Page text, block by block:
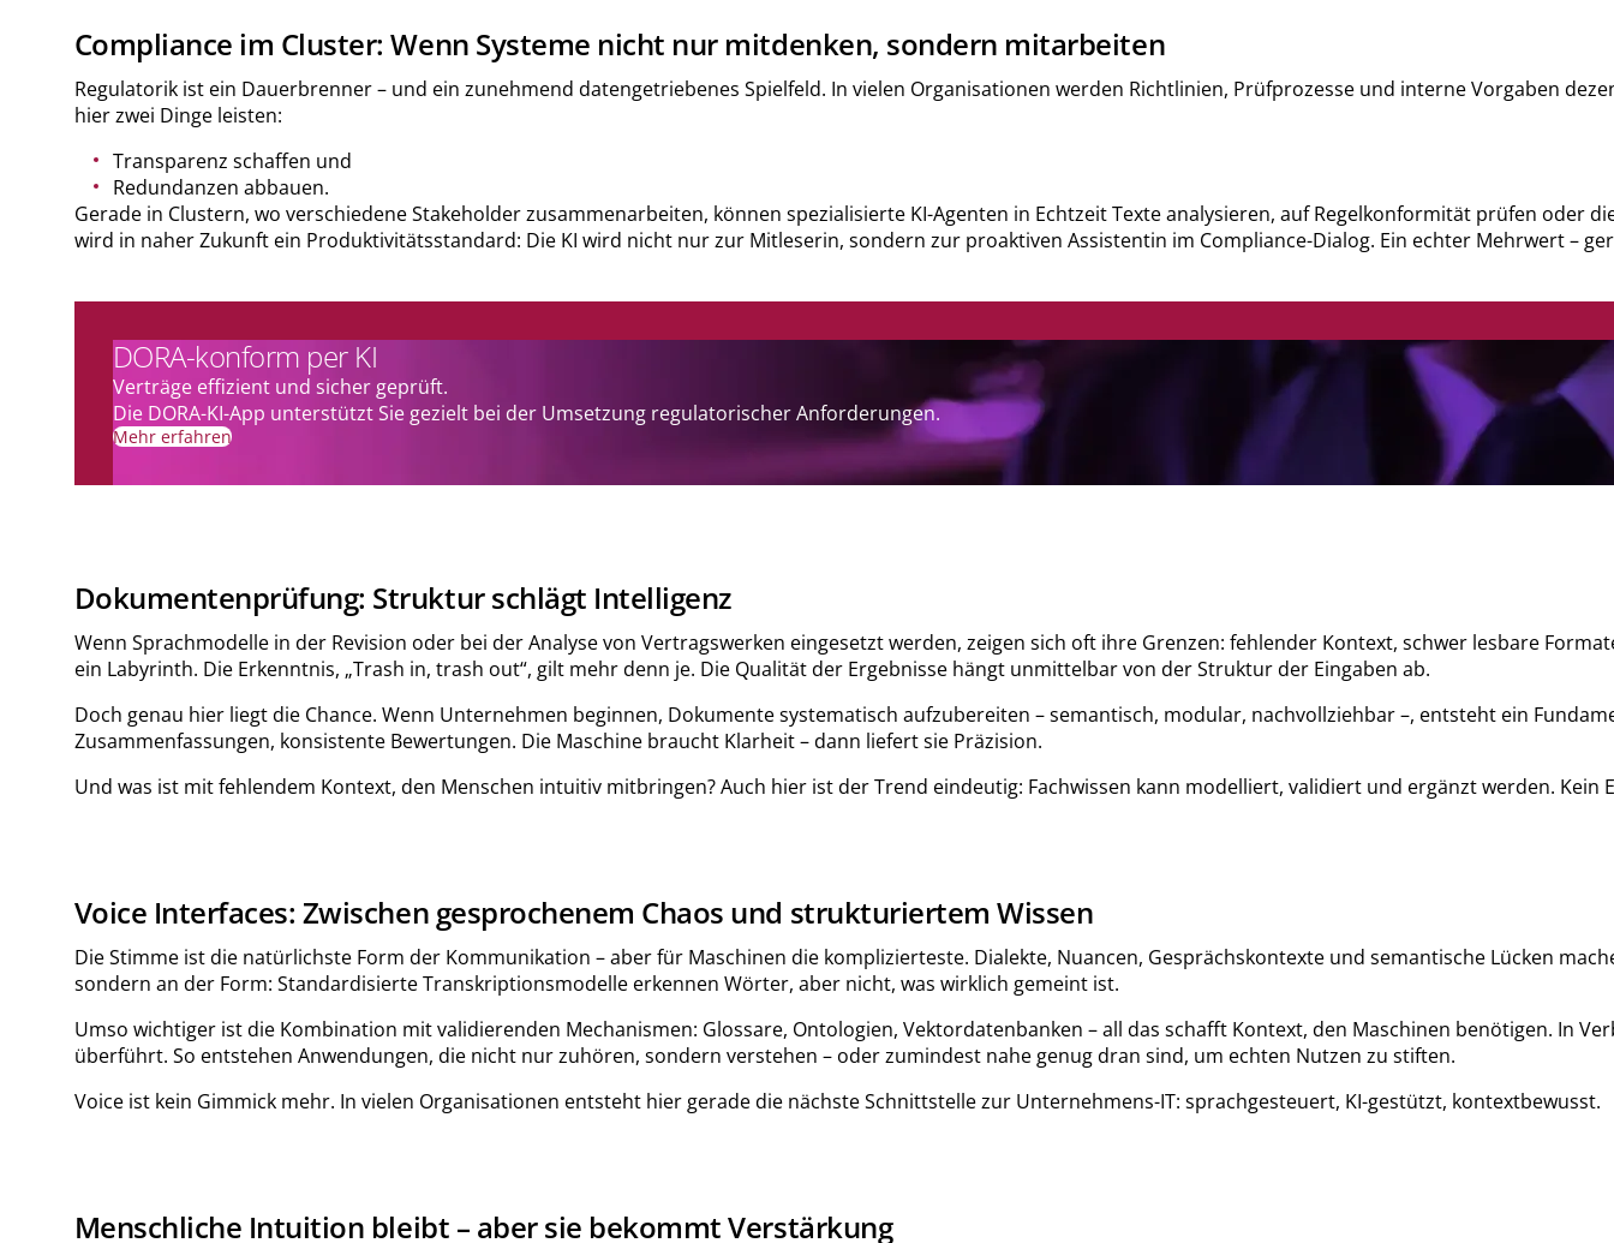
Compliance im Cluster: Wenn Systeme nicht nur mitdenken, sondern mitarbeiten
Regulatorik ist ein Dauerbrenner – und ein zunehmend datengetriebenes Spielfeld. In vielen Organisationen werden Richtlinien, Prüfprozesse und interne Vorgaben
hier zwei Dinge leisten:
Transparenz schaffen und
Redundanzen abbauen.
Gerade in Clustern, wo verschiedene Stakeholder zusammenarbeiten, können spezialisierte KI-Agenten in Echtzeit Texte analysieren, auf Regelkonformität prüfen
wird in naher Zukunft ein Produktivitätsstandard: Die KI wird nicht nur zur Mitleserin, sondern zur proaktiven Assistentin im Compliance-Dialog. Ein echter Mehrwert –
DORA-konform per KI
Verträge effizient und sicher geprüft.
Die DORA-KI-App unterstützt Sie gezielt bei der Umsetzung regulatorischer Anforderungen.
Mehr erfahren
Dokumentenprüfung: Struktur schlägt Intelligenz
Wenn Sprachmodelle in der Revision oder bei der Analyse von Vertragswerken eingesetzt werden, zeigen sich oft ihre Grenzen: fehlender Kontext, schwer lesbare
ein Labyrinth. Die Erkenntnis, „Trash in, trash out“, gilt mehr denn je. Die Qualität der Ergebnisse hängt unmittelbar von der Struktur der Eingaben ab.
Doch genau hier liegt die Chance. Wenn Unternehmen beginnen, Dokumente systematisch aufzubereiten – semantisch, modular, nachvollziehbar –, entsteht ein
Zusammenfassungen, konsistente Bewertungen. Die Maschine braucht Klarheit – dann liefert sie Präzision.
Und was ist mit fehlendem Kontext, den Menschen intuitiv mitbringen? Auch hier ist der Trend eindeutig: Fachwissen kann modelliert, validiert und ergänzt werden.
Voice Interfaces: Zwischen gesprochenem Chaos und strukturiertem Wissen
Die Stimme ist die natürlichste Form der Kommunikation – aber für Maschinen die komplizierteste. Dialekte, Nuancen, Gesprächskontexte und semantische Lücken
sondern an der Form: Standardisierte Transkriptionsmodelle erkennen Wörter, aber nicht, was wirklich gemeint ist.
Umso wichtiger ist die Kombination mit validierenden Mechanismen: Glossare, Ontologien, Vektordatenbanken – all das schafft Kontext, den Maschinen benötigen. In
überführt. So entstehen Anwendungen, die nicht nur zuhören, sondern verstehen – oder zumindest nahe genug dran sind, um echten Nutzen zu stiften.
Voice ist kein Gimmick mehr. In vielen Organisationen entsteht hier gerade die nächste Schnittstelle zur Unternehmens-IT: sprachgesteuert, KI-gestützt, kontextbewusst.
Menschliche Intuition bleibt – aber sie bekommt Verstärkung